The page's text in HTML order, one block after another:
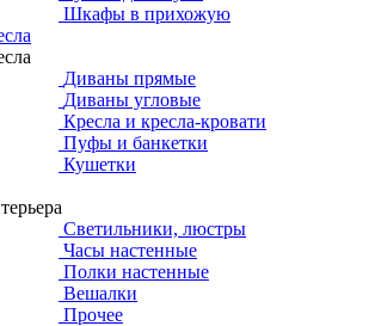
Шкафы в прихожую
Диваны прямые
Диваны угловые
Кресла и кресла-кровати
Пуфы и банкетки
Кушетки
Светильники, люстры
Часы настенные
Полки настенные
Вешалки
Прочее